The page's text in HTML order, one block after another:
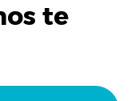
te